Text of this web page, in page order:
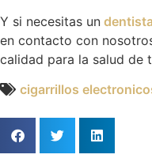
Y si necesitas un
en contacto con
calidad para la salud de
cigarrillos